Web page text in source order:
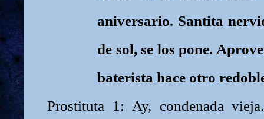
aniversario. Santita
de sol, se los pone.
baterista hace otro
Prostituta 1: Ay, condenada